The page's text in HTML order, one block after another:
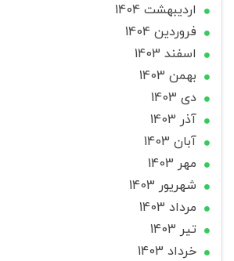
ارديبهشت 1404
فروردین 1404
اسفند 1403
بهمن 1403
دی 1403
آذر 1403
آبان 1403
مهر 1403
شهریور 1403
مرداد 1403
تير 1403
خرداد 1403